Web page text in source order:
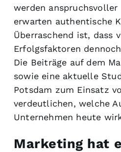
werden anspruchsvoller
erwarten authentische
Überraschend ist, dass
Erfolgsfaktoren
Die Beiträge auf dem
sowie eine aktuelle
Potsdam zum Einsatz
verdeutlichen, welche
Unternehmen heute
Marketing hat